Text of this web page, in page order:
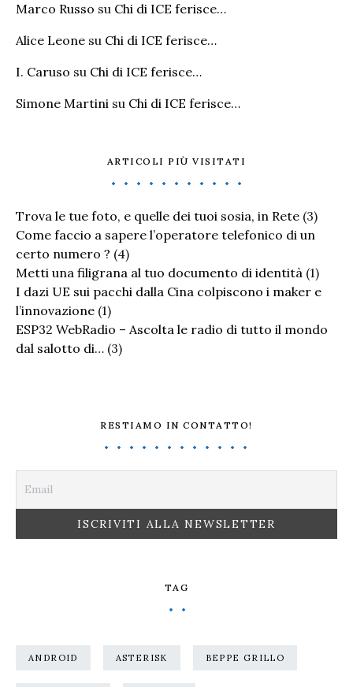
Marco Russo su Chi di ICE ferisce…
Alice Leone su Chi di ICE ferisce…
I. Caruso su Chi di ICE ferisce…
Simone Martini su Chi di ICE ferisce…
ARTICOLI PIÙ VISITATI
Trova le tue foto, e quelle dei tuoi sosia, in Rete (3)
Come faccio a sapere l’operatore telefonico di un
certo numero ? (4)
Metti una filigrana al tuo documento di identità (1)
I dazi UE sui pacchi dalla Cina colpiscono i maker e
l’innovazione (1)
ESP32 WebRadio – Ascolta le radio di tutto il mondo
dal salotto di… (3)
RESTIAMO IN CONTATTO!
TAG
ANDROID ASTERISK BEPPE GRILLO